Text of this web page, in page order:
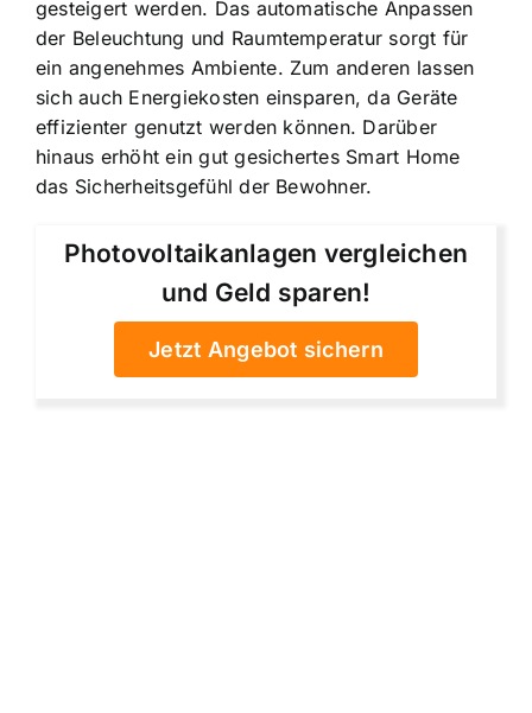
gesteigert werden. Das automatische Anpassen
der Beleuchtung und Raumtemperatur sorgt für
ein angenehmes Ambiente. Zum anderen lassen
sich auch Energiekosten einsparen, da Geräte
effizienter genutzt werden können. Darüber
hinaus erhöht ein gut gesichertes Smart Home
das Sicherheitsgefühl der Bewohner.
Photovoltaikanlagen vergleichen
und Geld sparen!
Jetzt Angebot sichern